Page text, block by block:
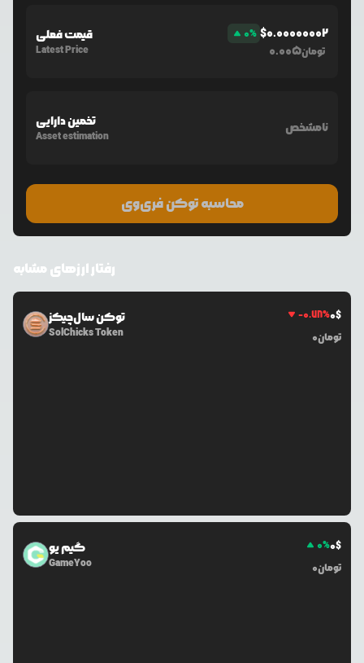
قیمت فعلی
Latest Price
0% $0.00000002
0.005تومان
تخمین دارایی
Asset estimation
نامشخص
محاسبه توکن فری‌وی
رفتار ارزهای مشابه
توکن سال‌چیکز
SolChicks Token
-0.78%0$
0تومان
گیم یو
GameYoo
0%0$
0تومان